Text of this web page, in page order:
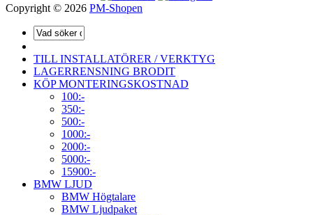
Copyright © 2026 PM-Shopen
TILL INSTALLATÖRER / VERKTYG
LAGERRENSNING BRODIT
KÖP MONTERINGSKOSTNAD
100:-
350:-
500:-
1000:-
2000:-
5000:-
15900:-
BMW LJUD
BMW Högtalare
BMW Ljudpaket